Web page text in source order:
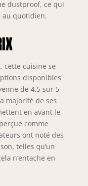
les
ne
compris
dustproof, ce qui
quotidien.
cette cuisine se
disponibles
de 4,5 sur 5
majorité de ses
en avant le
comme
ont noté des
telles qu’un
n’entache en